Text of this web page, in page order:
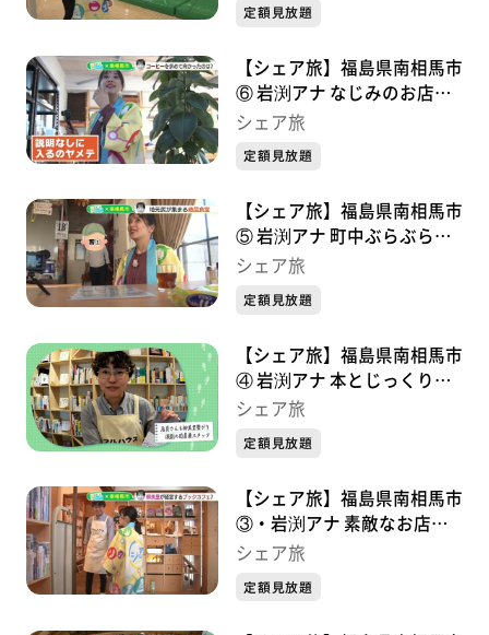
定額見放題
【シェア旅】福島県南相馬市
⑥ 岩渕アナ なじみのお店で
旅の小休憩(2023/11/17)
シェア旅
定額見放題
【シェア旅】福島県南相馬市
⑤ 岩渕アナ 町中ぶらぶらし
て向かった先は？
シェア旅
定額見放題
【シェア旅】福島県南相馬市
④ 岩渕アナ 本とじっくり向
き合えるお店！(2023/11/10)
シェア旅
定額見放題
【シェア旅】福島県南相馬市
③・岩渕アナ 素敵なお店を
発見!（2023/11/9)
シェア旅
定額見放題